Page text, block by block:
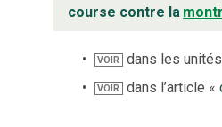
course contre la
VOIR dans les
VOIR dans l’article «